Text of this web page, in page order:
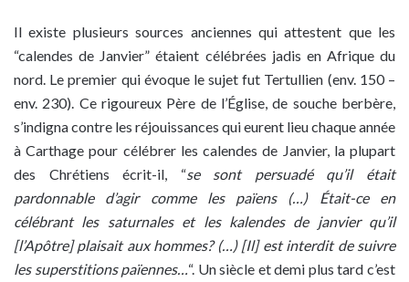
Il existe plusieurs sources anciennes qui attestent que les
“calendes de Janvier” étaient célébrées jadis en Afrique du
nord. Le premier qui évoque le sujet fut Tertullien (env. 150 –
env. 230). Ce rigoureux Père de l’Église, de souche berbère,
s’indigna contre les réjouissances qui eurent lieu chaque année
à Carthage pour célébrer les calendes de Janvier, la plupart
des Chrétiens écrit-il, “se sont persuadé qu’il était
pardonnable d’agir comme les païens (…) Était-ce en
célébrant les saturnales et les kalendes de janvier qu’il
[l’Apôtre] plaisait aux hommes? (…) [Il] est interdit de suivre
les superstitions païennes…“. Un siècle et demi plus tard c’est